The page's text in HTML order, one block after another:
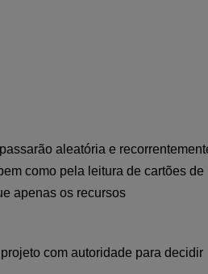
aleatória e
como pela leitura de cartões de
apenas os recursos
com autoridade para decidir